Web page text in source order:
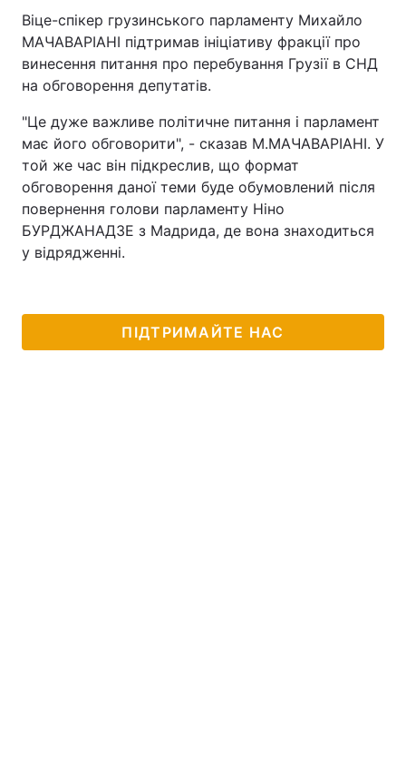
Віце-спікер грузинського парламенту Михайло
МАЧАВАРІАНІ підтримав ініціативу фракції про
винесення питання про перебування Грузії в СНД
на обговорення депутатів.
"Це дуже важливе політичне питання і парламент
має його обговорити", - сказав М.МАЧАВАРІАНІ. У
той же час він підкреслив, що формат
обговорення даної теми буде обумовлений після
повернення голови парламенту Ніно
БУРДЖАНАДЗЕ з Мадрида, де вона знаходиться
у відрядженні.
ПІДТРИМАЙТЕ НАС